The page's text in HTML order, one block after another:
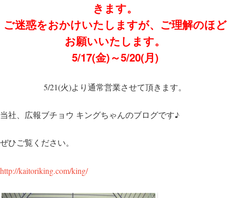
きます。
ご迷惑をおかけいたしますが、ご理解のほど
お願いいたします。
5/17(金)～5/20(月)
5/21(火)より通常営業させて頂きます。
当社、広報ブチョウ キングちゃんのブログです♪
ぜひご覧ください。
http://kaitoriking.com/king/